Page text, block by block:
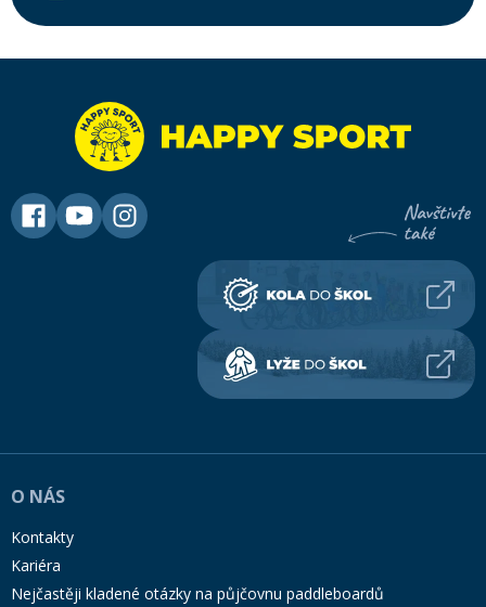
O NÁS
Kontakty
Kariéra
Nejčastěji kladené otázky na půjčovnu paddleboardů